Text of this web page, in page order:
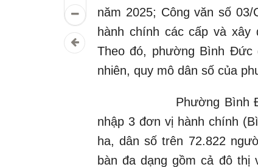
năm 2025; Công văn số
hành chính các cấp và
Theo đó, phường Bình
nhiên, quy mô dân số của
Phường Bình Đức
nhập 3 đơn vị hành chính
ha, dân số trên 72.822
bàn đa dạng gồm cả đô thị